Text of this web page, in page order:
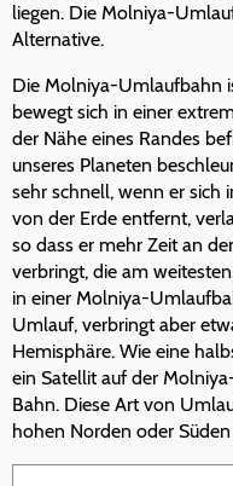
liegen. Die Molniya-
Alternative.
Die Molniya-Umlaufbahn
bewegt sich in einer
der Nähe eines Randes
unseres Planeten
sehr schnell, wenn er sich
von der Erde entfernt,
so dass er mehr Zeit an
verbringt, die am
in einer Molniya-
Umlauf, verbringt aber
Hemisphäre. Wie eine
ein Satellit auf der
Bahn. Diese Art von
hohen Norden oder